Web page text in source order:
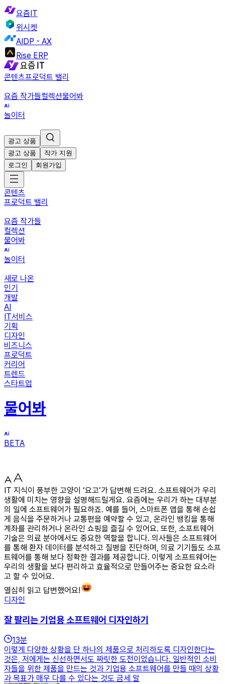
요즘IT
위시켓
AIDP - AX
Rise ERP
콘텐츠프로덕트 밸리
요즘 작가들컬렉션물어봐
놀이터
광고 상품
광고 상품
작가 지원
로그인
회원가입
콘텐츠
프로덕트 밸리
요즘 작가들
컬렉션
물어봐
놀이터
새로 나온
인기
개발
AI
IT서비스
기획
디자인
비즈니스
프로덕트
커리어
트렌드
스타트업
물어봐
BETA
IT 지식이 풍부한 고양이 ‘요고’가 답변해 드려요. 소프트웨어가 우리
생활에 미치는 영향을 설명해드릴게요. 요즘에는 우리가 하는 대부분
의 일에 소프트웨어가 필요하죠. 예를 들어, 스마트폰 앱을 통해 손쉽
게 음식을 주문하거나 교통편을 예약할 수 있고, 온라인 뱅킹을 통해
계좌를 관리하거나 온라인 쇼핑을 즐길 수 있어요. 또한, 소프트웨어
기술은 의료 분야에서도 중요한 역할을 합니다. 의사들은 소프트웨어
를 통해 환자 데이터를 분석하고 질병을 진단하며, 의료 기기들도 소프
트웨어를 통해 보다 정확한 결과를 제공합니다. 이렇게 소프트웨어는
우리의 생활을 보다 편리하고 효율적으로 만들어주는 중요한 요소라
고 할 수 있어요.
열심히 읽고 답변했어요!
디자인
잘 팔리는 기업용 소프트웨어 디자인하기
13분
이렇게 다양한 상황을 단 하나의 제품으로 처리하도록 디자인한다는
것은, 저에게는 신선하면서도 짜릿한 도전이었습니다. 일반적인 소비
자들을 위한 제품을 만드는 것과 기업용 소프트웨어를 만들 때의 상황
과 목표가 매우 다를 수 있다는 것도 금세 알